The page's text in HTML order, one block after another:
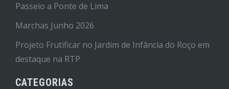
Passeio a Ponte de Lima
Marchas Junho 2026
Projeto Frutificar no Jardim de Infância do Roço em
destaque na RTP
CATEGORIAS